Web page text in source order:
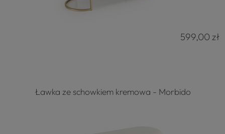
599,00 zł
Ławka ze schowkiem kremowa - Morbido